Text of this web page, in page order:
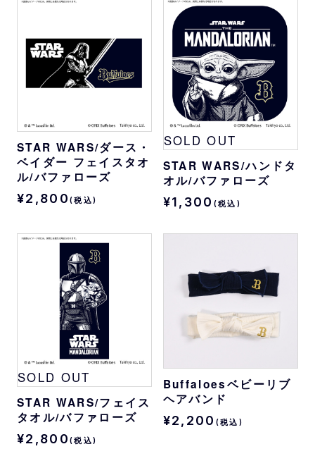
STAR WARS/ダース・
ベイダー フェイスタオ
ル/バファローズ
¥2,800 (税込)
SOLD OUT
STAR WARS/ハンドタ
オル/バファローズ
¥1,300 (税込)
SOLD OUT
STAR WARS/フェイス
タオル/バファローズ
¥2,800 (税込)
Buffaloesベビーリブ
ヘアバンド
¥2,200 (税込)